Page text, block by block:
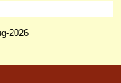
2026